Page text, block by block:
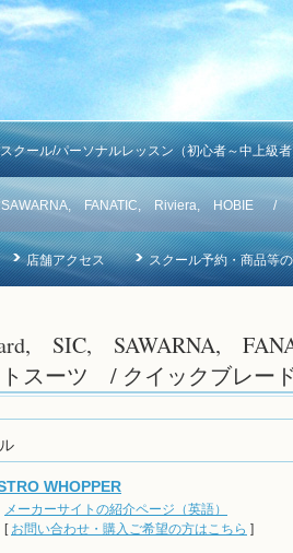
クール/パーソナルレッスン（初心者～中上級
FANATIC, Riviera, HOBIE /
店舗アクセス スクール予約・商品
SIC, SAWARNA,
スーツ / クイックブレー
WHOPPER
メーカーサイトの紹介ページ（英語）
[ お問い合わせ・購入ご希望の方はこちら ]